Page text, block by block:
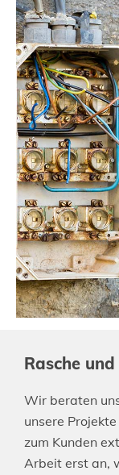
Rasche
Wir beraten
unsere
zum Kunden
Arbeit erst an,